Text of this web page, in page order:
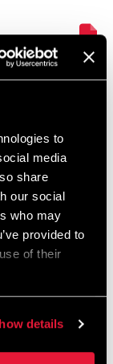
to
media
share
our social
who may
provided to
of their
details